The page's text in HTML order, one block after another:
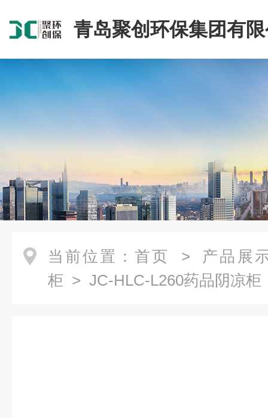
青岛聚创环保集团有
当前位置： 首页 > 产品展
柜 > JC-HLC-L260药品阴凉柜